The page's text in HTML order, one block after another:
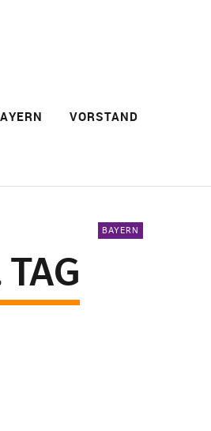
VORSTAND
BAYERN